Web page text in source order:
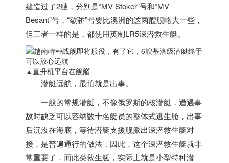
建造过了2艘，分别是“MV Stoker”号和“MV
Besant”号，“歇骄”号要比澳洲的这两艘舰略大一些，
但三者一样的是，都使用英制LR5深潜救生艇。
▲直升机平台在舰艏
潜艇远航，最怕就是出事。
一般的常规潜艇，不像俄罗斯的核潜艇，遭遇事
故时缺乏可以容纳数十名艇员的整体式逃生舱，出事
后沉没在海底，等待潜艇支援舰派出深潜救生艇对
接，是普遍通行的做法，因此，这个深潜救生艇就非
常重要了，而此类救生艇，实际上就是小型特种潜